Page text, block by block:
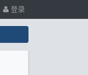
登录